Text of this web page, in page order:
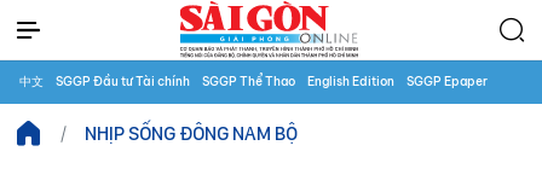
中文 SGGP Đầu tư Tài chính SGGP Thể Thao English Edition SGGP Epaper
NHỊP SỐNG ĐÔNG NAM BỘ